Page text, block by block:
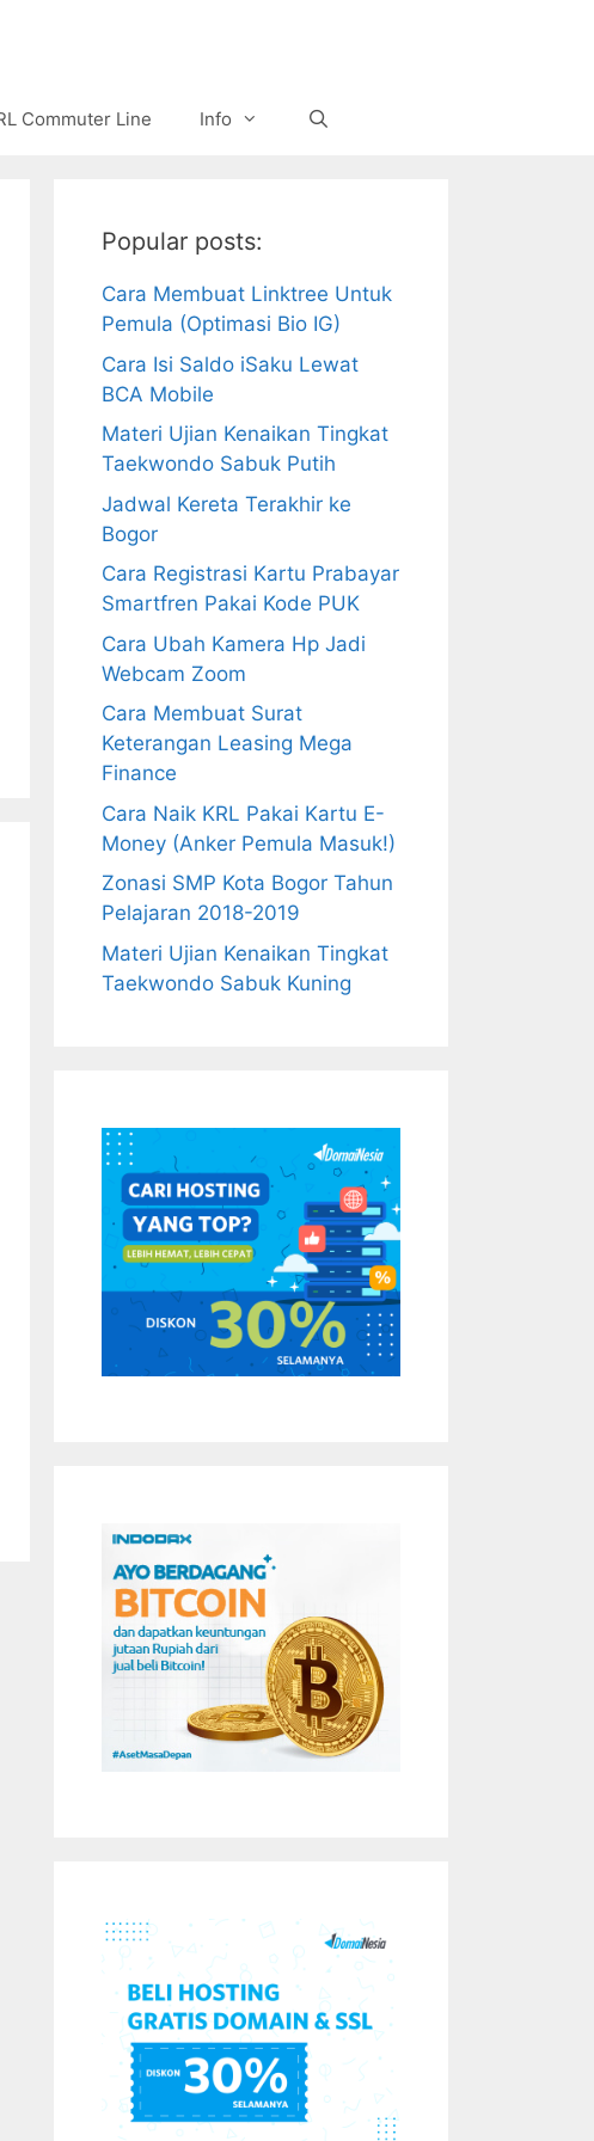
Commuter Line Info
Popular posts:
Cara Membuat Linktree Untuk
Pemula (Optimasi Bio IG)
Cara Isi Saldo iSaku Lewat
BCA Mobile
Materi Ujian Kenaikan Tingkat
Taekwondo Sabuk Putih
Jadwal Kereta Terakhir ke
Bogor
Cara Registrasi Kartu Prabayar
Smartfren Pakai Kode PUK
Cara Ubah Kamera Hp Jadi
Webcam Zoom
Cara Membuat Surat
Keterangan Leasing Mega
Finance
Cara Naik KRL Pakai Kartu E-
Money (Anker Pemula Masuk!)
Zonasi SMP Kota Bogor Tahun
Pelajaran 2018-2019
Materi Ujian Kenaikan Tingkat
Taekwondo Sabuk Kuning